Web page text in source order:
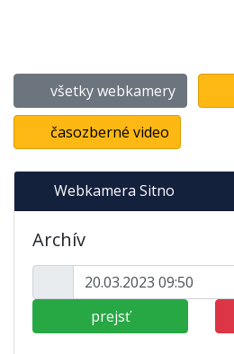
všetky webkamery
časozberné video
Webkamera Sitno
Archív
prejsť